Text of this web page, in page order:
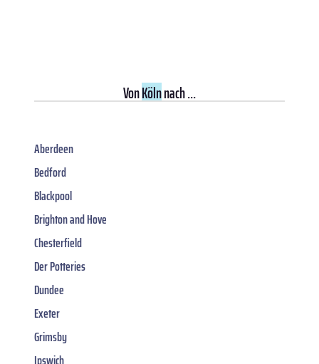
VonKölnnach ...
Aberdeen
Bedford
Blackpool
Brighton and Hove
Chesterfield
Der Potteries
Dundee
Exeter
Grimsby